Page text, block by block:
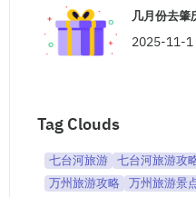
几月份去肇
2025-11-1
Tag Clouds
七台河旅游 七台河旅游攻
万州旅游攻略
万州旅游景